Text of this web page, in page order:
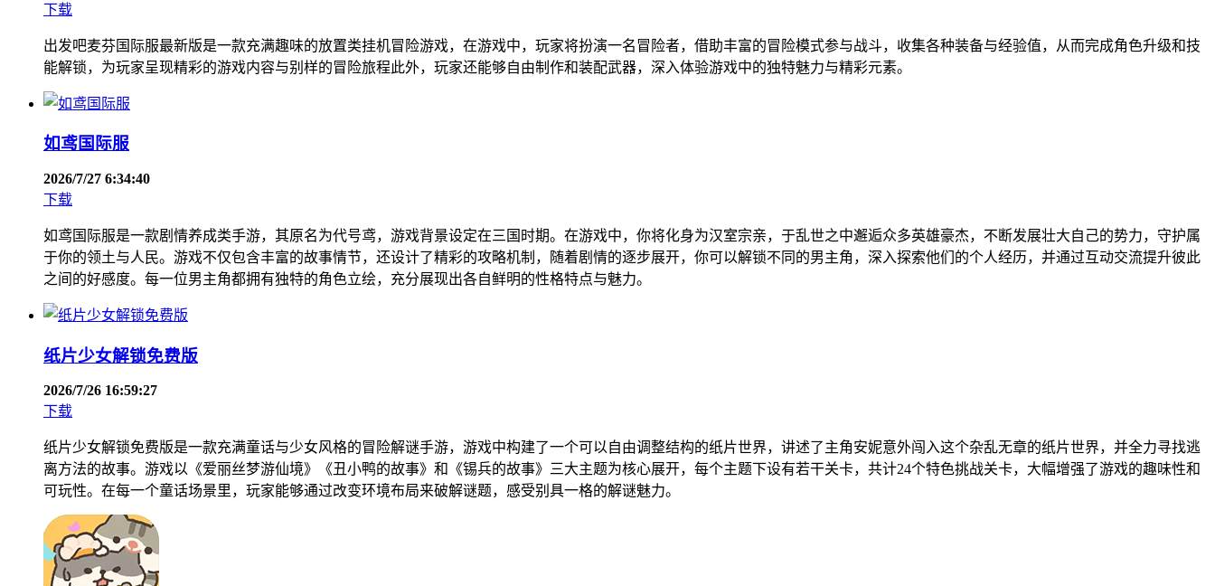
下载
出发吧麦芬国际服最新版是一款充满趣味的放置类挂机冒险游戏，在游戏中，玩家将扮演一名冒险者，借助丰富的冒险模式参与战斗，收集各种装备与经验值，从而完成角色升级和技
能解锁，为玩家呈现精彩的游戏内容与别样的冒险旅程此外，玩家还能够自由制作和装配武器，深入体验游戏中的独特魅力与精彩元素。
如鸢国际服
2026/7/27 6:34:40
下载
如鸢国际服是一款剧情养成类手游，其原名为代号鸢，游戏背景设定在三国时期。在游戏中，你将化身为汉室宗亲，于乱世之中邂逅众多英雄豪杰，不断发展壮大自己的势力，守护属
于你的领土与人民。游戏不仅包含丰富的故事情节，还设计了精彩的攻略机制，随着剧情的逐步展开，你可以解锁不同的男主角，深入探索他们的个人经历，并通过互动交流提升彼此
之间的好感度。每一位男主角都拥有独特的角色立绘，充分展现出各自鲜明的性格特点与魅力。
纸片少女解锁免费版
2026/7/26 16:59:27
下载
纸片少女解锁免费版是一款充满童话与少女风格的冒险解谜手游，游戏中构建了一个可以自由调整结构的纸片世界，讲述了主角安妮意外闯入这个杂乱无章的纸片世界，并全力寻找逃
离方法的故事。游戏以《爱丽丝梦游仙境》《丑小鸭的故事》和《锡兵的故事》三大主题为核心展开，每个主题下设有若干关卡，共计24个特色挑战关卡，大幅增强了游戏的趣味性和
可玩性。在每一个童话场景里，玩家能够通过改变环境布局来破解谜题，感受别具一格的解谜魅力。